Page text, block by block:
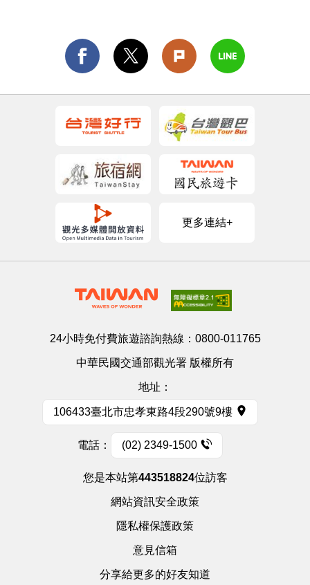
更多連結+
24小時免付費旅遊諮詢熱線： 0800-011765
中華民國交通部觀光署 版權所有
地址：
106433臺北市忠孝東路4段290號9樓
電話： (02) 2349-1500
您是本站第443518824位訪客
網站資訊安全政策
隱私權保護政策
意見信箱
分享給更多的好友知道